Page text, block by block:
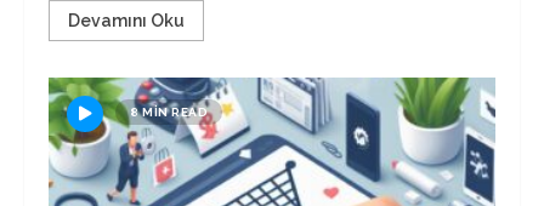
Devamını Oku
8 MIN READ